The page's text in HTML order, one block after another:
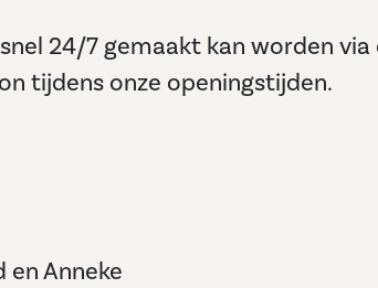
24/7 gemaakt kan worden
tijdens onze openingstijden.
en Anneke